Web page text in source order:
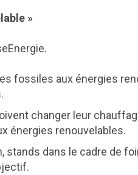
»
fossiles aux énergies
changer leur
énergies renouvelables.
stands dans le cadre de